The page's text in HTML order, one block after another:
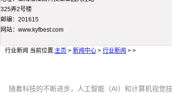
325弄2号楼
邮编：201615
网站：www.kyfbest.com
行业新闻 当前位置:主页 > 新闻中心 > 行业新闻 > >
随着科技的不断进步，人工智能（AI）和计算机视觉